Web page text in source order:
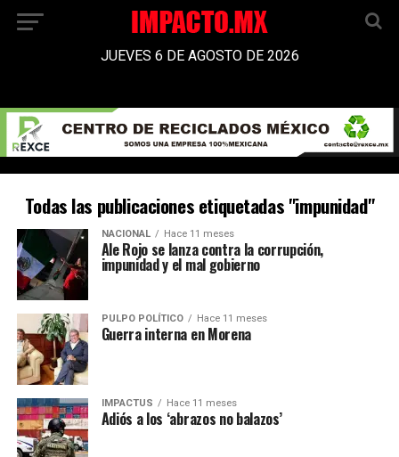
JUEVES 6 DE AGOSTO DE 2026
Todas las publicaciones etiquetadas "impunidad"
NACIONAL Hace 11 meses
Ale Rojo se lanza contra la corrupción,
impunidad y el mal gobierno
PULPO POLÍTICO Hace 11 meses
Guerra interna en Morena
IMPACTUS Hace 11 meses
Adiós a los ‘abrazos no balazos’